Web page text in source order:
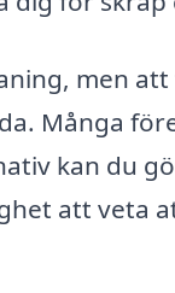
men
Många
kan du
att veta